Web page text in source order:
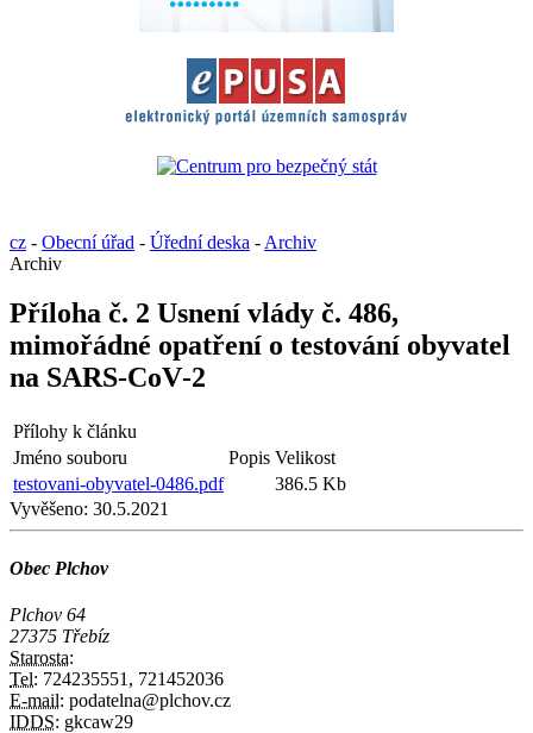
cz - Obecní úřad - Úřední deska - Archiv
Archiv
Příloha č. 2 Usnení vlády č. 486,
mimořádné opatření o testování obyvatel
na SARS‑CoV‑2
Přílohy k článku
Jméno souboru
Popis Velikost
testovani-obyvatel-0486.pdf
386.5 Kb
Vyvěšeno: 30.5.2021
Obec Plchov
Plchov 64
27375 Třebíz
Starosta:
Tel: 724235551, 721452036
E-mail: podatelna@plchov.cz
IDDS: gkcaw29